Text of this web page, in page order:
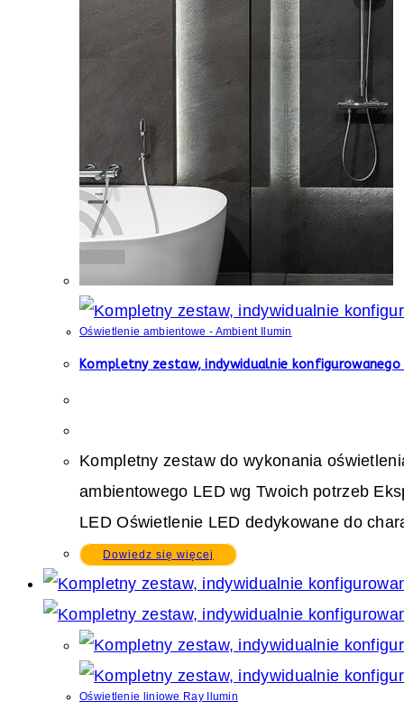
Oświetlenie ambientowe - Ambient Ilumin
Kompletny zestaw, indywidualnie
Kompletny zestaw do wykonania
ambientowego LED wg Twoich potrzeb
LED Oświetlenie LED dedykowane do
Dowiedz się więcej
Oświetlenie liniowe Ray Ilumin